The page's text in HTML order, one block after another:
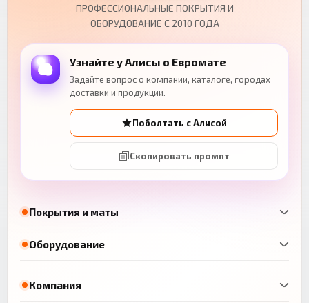
Покрытия и маты
Оборудование
ПРОФЕССИОНАЛЬНЫЕ ПОКРЫТИЯ И
ОБОРУДОВАНИЕ С 2010 ГОДА
Узнайте у Алисы о Евромате
Задайте вопрос о компании, каталоге, городах
доставки и продукции.
Поболтать с Алисой
Скопировать промпт
Компания